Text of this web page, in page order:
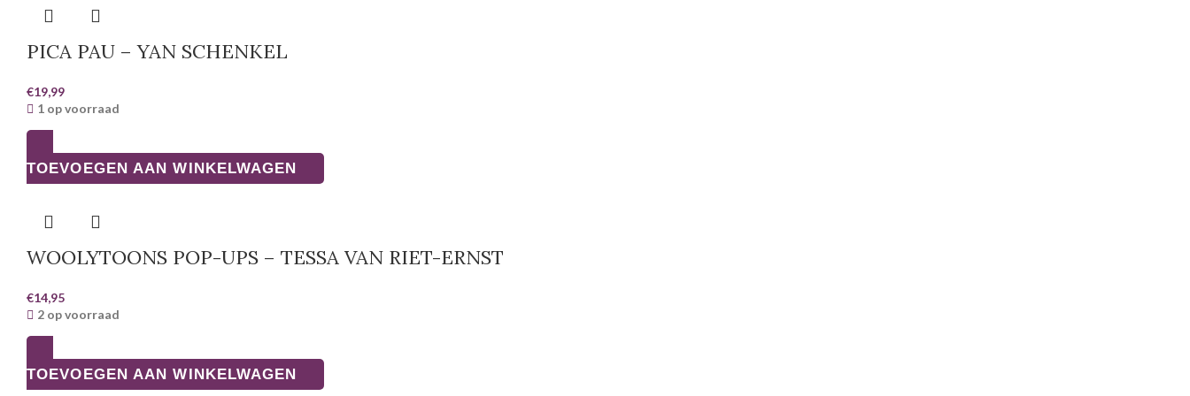
PICA PAU – YAN SCHENKEL
€19,99
1 op voorraad
TOEVOEGEN AAN WINKELWAGEN
WOOLYTOONS POP-UPS – TESSA VAN RIET-ERNST
€14,95
2 op voorraad
TOEVOEGEN AAN WINKELWAGEN